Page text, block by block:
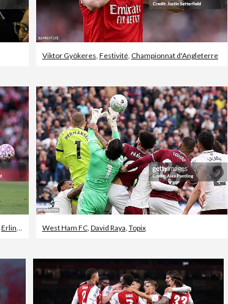
Viktor Gyökeres, Festivité, Championnat d'Angleterre
Erling Braut Håland West Ham FC, David Raya, Topix